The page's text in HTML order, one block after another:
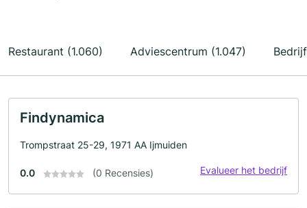
Restaurant (1.060) Adviescentrum (1.047)
Findynamica
Trompstraat 25-29, 1971 AA Ijmuiden
0.0 (0 Recensies) Evalueer het bedrijf